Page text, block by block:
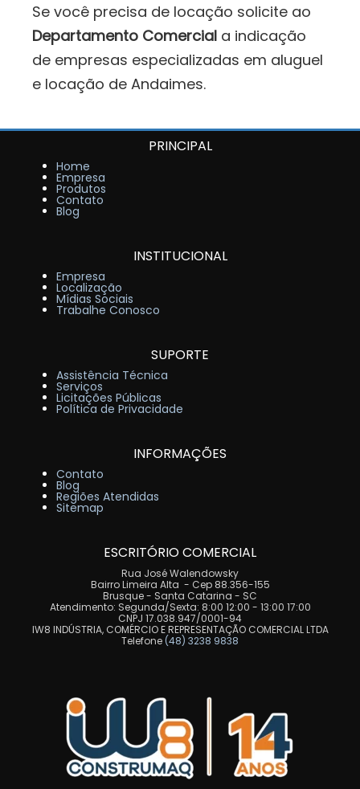
Se você precisa de locação solicite ao
Departamento Comercial a indicação
de empresas especializadas em aluguel
e locação de Andaimes.
PRINCIPAL
Home
Empresa
Produtos
Contato
Blog
INSTITUCIONAL
Empresa
Localização
Mídias Sociais
Trabalhe Conosco
SUPORTE
Assistência Técnica
Serviços
Licitações Públicas
Política de Privacidade
INFORMAÇÕES
Contato
Blog
Regiões Atendidas
Sitemap
ESCRITÓRIO COMERCIAL
Rua José Walendowsky
Bairro Limeira Alta - Cep 88.356-155
Brusque - Santa Catarina - SC
Atendimento: Segunda/Sexta: 8:00 12:00 - 13:00 17:00
CNPJ 17.038.947/0001-94
IW8 INDÚSTRIA, COMÉRCIO E REPRESENTAÇÃO COMERCIAL LTDA
Telefone (48) 3238 9838